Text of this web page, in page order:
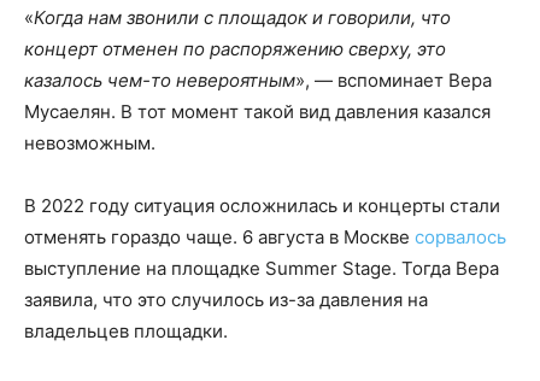
«Когда нам звонили с площадок и говорили, что
концерт отменен по распоряжению сверху, это
казалось чем-то невероятным», — вспоминает Вера
Мусаелян. В тот момент такой вид давления казался
невозможным.
В 2022 году ситуация осложнилась и концерты стали
отменять гораздо чаще. 6 августа в Москве сорвалось
выступление на площадке Summer Stage. Тогда Вера
заявила, что это случилось из-за давления на
владельцев площадки.